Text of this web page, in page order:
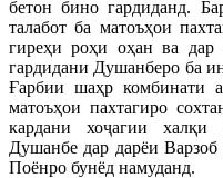
бетон бино гардиданд.
талабот ба матоъҳои
гиреҳи роҳи оҳан ва дар
гардидани Душанберо ба
Ғарбии шаҳр комбинати
матоъҳои пахтагиро
кардани хоҷагии халқи
Душанбе дар дарёи
Поёнро бунёд намуданд.